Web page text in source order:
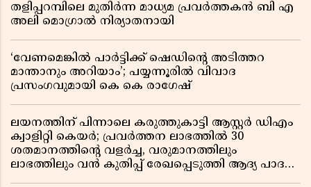
തളിപ്പറമ്പിലെ മുതിർന്ന മാധ്യമ പ്രവർത്തകൻ ബി എ
അലി മൊഗ്രാൽ നിര്യാതനായി
‘വേണമെങ്കിൽ പാർട്ടിക്ക് ഷെഡിൻ്റെ അടിത്തറ
മാന്താനും അറിയാം’; പയ്യന്നൂരിൽ വിവാദ
പ്രസംഗവുമായി കെ കെ രാഗേഷ്
ലയനത്തിന് പിന്നാലെ കരുത്തുകാട്ടി ആസ്റ്റർ ഡിഎം
ക്വാളിറ്റി കെയർ; പ്രവർത്തന ലാഭത്തിൽ 30
ശതമാനത്തിൻ്റെ വളർച്ച, വരുമാനത്തിലും
ലാഭത്തിലും വൻ കുതിപ്പ് രേഖപ്പെടുത്തി ആദ്യ പാദ